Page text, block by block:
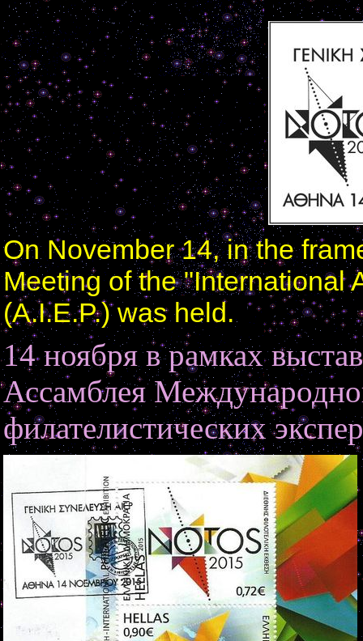
On November 14, in the
Meeting of the "International
(A.I.E.P.) was held.
14 ноября в рамках
Ассамблея
филателистических